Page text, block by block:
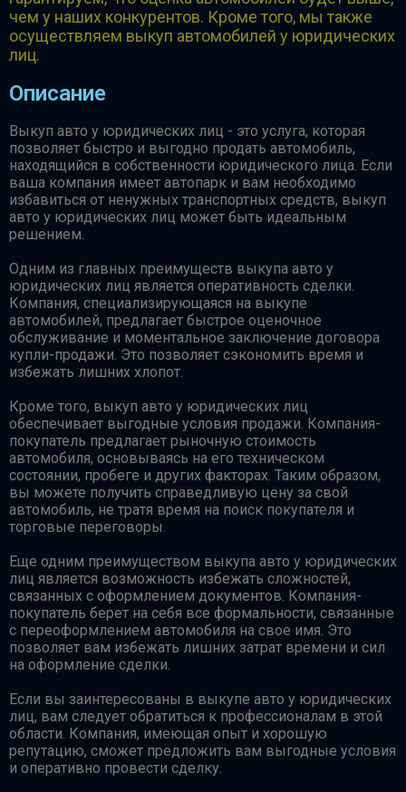
чем у наших конкурентов. Кроме того, мы также
осуществляем выкуп автомобилей у юридических
лиц.
Описание
Выкуп авто у юридических лиц - это услуга, которая
позволяет быстро и выгодно продать автомобиль,
находящийся в собственности юридического лица. Если
ваша компания имеет автопарк и вам необходимо
избавиться от ненужных транспортных средств, выкуп
авто у юридических лиц может быть идеальным
решением.
Одним из главных преимуществ выкупа авто у
юридических лиц является оперативность сделки.
Компания, специализирующаяся на выкупе
автомобилей, предлагает быстрое оценочное
обслуживание и моментальное заключение договора
купли-продажи. Это позволяет сэкономить время и
избежать лишних хлопот.
Кроме того, выкуп авто у юридических лиц
обеспечивает выгодные условия продажи. Компания-
покупатель предлагает рыночную стоимость
автомобиля, основываясь на его техническом
состоянии, пробеге и других факторах. Таким образом,
вы можете получить справедливую цену за свой
автомобиль, не тратя время на поиск покупателя и
торговые переговоры.
Еще одним преимуществом выкупа авто у юридических
лиц является возможность избежать сложностей,
связанных с оформлением документов. Компания-
покупатель берет на себя все формальности, связанные
с переоформлением автомобиля на свое имя. Это
позволяет вам избежать лишних затрат времени и сил
на оформление сделки.
Если вы заинтересованы в выкупе авто у юридических
лиц, вам следует обратиться к профессионалам в этой
области. Компания, имеющая опыт и хорошую
репутацию, сможет предложить вам выгодные условия
и оперативно провести сделку.